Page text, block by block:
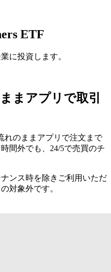
ETF
に投資します。
まアプリで取引
れのままアプリで注文まで
間外でも、24/5で売買のチ
ンス時を除きご利用いただ
対象外です。